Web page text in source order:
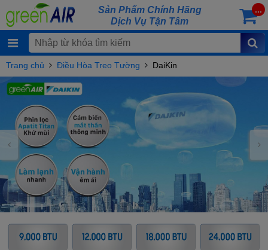
Sản Phẩm Chính Hãng
Dịch Vụ Tận Tâm
...
Trang chủ Điều Hòa Treo Tường DaiKin